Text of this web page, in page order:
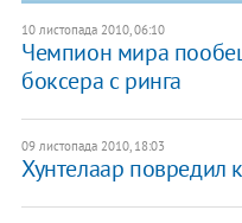
10 листопада 2010, 06:10
Чемпион мира
боксера с ринга
09 листопада 2010, 18:03
Хунтелаар повредил